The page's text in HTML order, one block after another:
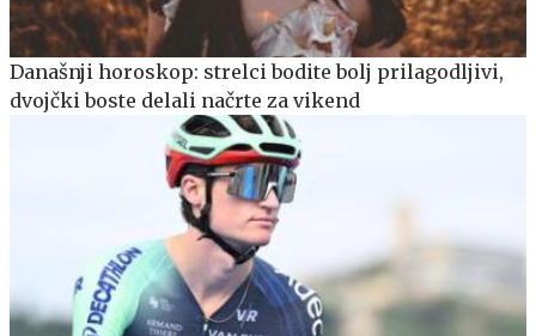
Današnji horoskop: strelci bodite bolj prilagodljivi,
dvojčki boste delali načrte za vikend